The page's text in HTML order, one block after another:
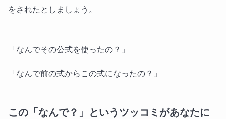
をされたとしましょう。
「なんでその公式を使ったの？」
「なんで前の式からこの式になったの？」
この「なんで？」というツッコミがあなたに